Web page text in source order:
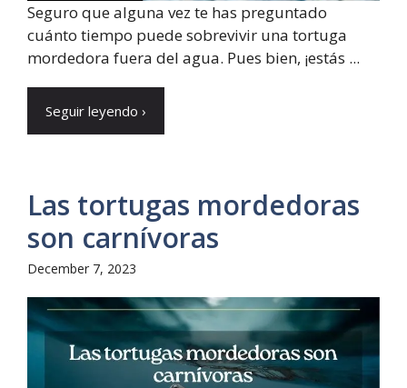
Seguro que alguna vez te has preguntado
cuánto tiempo puede sobrevivir una tortuga
mordedora fuera del agua. Pues bien, ¡estás ...
Seguir leyendo ›
Las tortugas mordedoras
son carnívoras
December 7, 2023